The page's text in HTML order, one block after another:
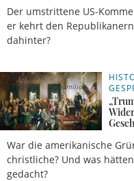
Der umstrittene US-
er kehrt den
dahinter?
War die amerikanische
christliche? Und was
gedacht?
02.07.2026,
17 Uhr
Maximilian
Lutz